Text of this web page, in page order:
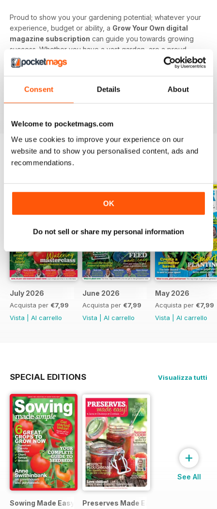
Consent Details About
Welcome to pocketmags.com
We use cookies to improve your experience on our
website and to show you personalised content, ads and
recommendations.
OK
Do not sell or share my personal information
Proud to show you your gardening potential; whatever your
experience, budget or ability, a Grow Your Own digital
magazine subscription can guide you towards growing
success. Whether you have a vast garden, are a proud
allotment owner, or have minimal space that you wish to
utilise, this digital magazine will have you digging up
Find value in growing your own fruit and veg. Download
EDIZIONI INDIETRO
July 2026
Acquista per €7,99
Vista
Al carrello
June 2026
Acquista per €7,99
Vista
Al carrello
May 2026
Acquista per €7,99
Vista
Al carrello
SPECIAL EDITIONS Visualizza tutti
Sowing Made Easy Preserves Made Easy
+
See All